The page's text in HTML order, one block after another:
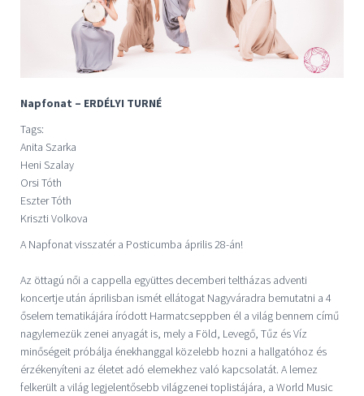
Napfonat – ERDÉLYI TURNÉ
Tags:
Anita Szarka
Heni Szalay
Orsi Tóth
Eszter Tóth
Kriszti Volkova
A Napfonat visszatér a Posticumba április 28-án!
Az öttagú női a cappella együttes decemberi teltházas adventi
koncertje után áprilisban ismét ellátogat Nagyváradra bemutatni a 4
őselem tematikájára íródott Harmatcseppben él a világ bennem című
nagylemezük zenei anyagát is, mely a Föld, Levegő, Tűz és Víz
minőségeit próbálja énekhanggal közelebb hozni a hallgatóhoz és
érzékenyíteni az életet adó elemekhez való kapcsolatát. A lemez
felkerült a világ legjelentősebb világzenei toplistájára, a World Music